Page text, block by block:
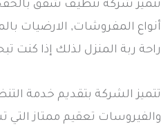
تتميز شركة تنظيف شقق
أنواع المفروشات, الارضيات
راحة ربة المنزل لذلك إذا كنت
تتميز الشركة بتقديم خدمة
والفيروسات تعقيم ممتاز